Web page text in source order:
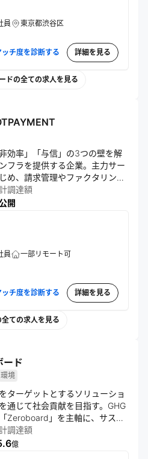
員 東京都渋谷区
ッチ度を診断する 詳細を見る
ドの全ての求人を見る
効率」「与信」の3つの壁を解
フラを提供する企業。主力サー
め、請求管理やファクタリング
ョンを展開。企業間決済の効率
人の成長と日本経済の競争力向
」というビジョンの実現に向
している。
調達額
開
員
一部リモート可
ッチ度を診断する 詳細を見る
ての求人を見る
ード
環境
ターゲットとするソリューショ
通じて社会貢献を目指す。GHG
Zeroboard」を主軸に、サステ
グやESGデータ支援も展開。
パートナー連携で幅広い課題解
調達額
億